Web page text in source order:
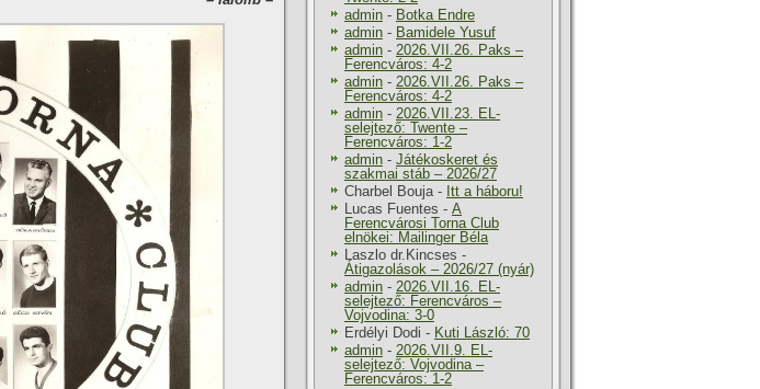
admin - Botka Endre
admin - Bamidele Yusuf
admin - 2026.VII.26. Paks –
Ferencváros: 4-2
admin - 2026.VII.26. Paks –
Ferencváros: 4-2
admin - 2026.VII.23. EL-
selejtező: Twente –
Ferencváros: 1-2
admin - Játékoskeret és
szakmai stáb – 2026/27
Charbel Bouja- Itt a háboru!
Lucas Fuentes - A
Ferencvárosi Torna Club
elnökei: Mailinger Béla
Laszlo dr.Kincses -
Átigazolások – 2026/27 (nyár)
admin - 2026.VII.16. EL-
selejtező: Ferencváros –
Vojvodina: 3-0
Erdélyi Dodi - Kuti László: 70
admin - 2026.VII.9. EL-
selejtező: Vojvodina –
Ferencváros: 1-2